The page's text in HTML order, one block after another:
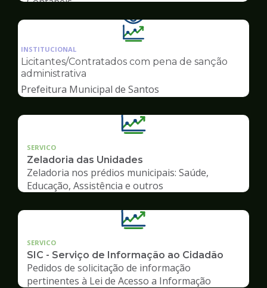
Ilustração
da
pagina
Transparência
INSTITUCIONAL
Licitantes/Contratados com pena de sanção
administrativa
Prefeitura Municipal de Santos
SERVICO
Zeladoria das Unidades
Zeladoria nos prédios municipais: Saúde,
Educação, Assistência e outros
SERVICO
SIC - Serviço de Informação ao Cidadão
Pedidos de solicitação de informação
pertinentes à Lei de Acesso a Informação